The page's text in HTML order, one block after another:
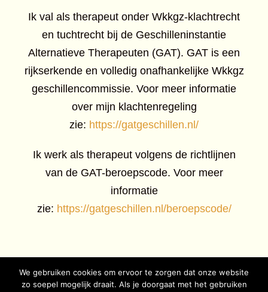
Ik val als therapeut onder Wkkgz-klachtrecht
en tuchtrecht bij de Geschilleninstantie
Alternatieve Therapeuten (GAT). GAT is een
rijkserkende en volledig onafhankelijke Wkkgz
geschillencommissie. Voor meer informatie
over mijn klachtenregeling
zie: https://gatgeschillen.nl/
Ik werk als therapeut volgens de richtlijnen
van de GAT-beroepscode. Voor meer
informatie
zie: https://gatgeschillen.nl/beroepscode/
We gebruiken cookies om ervoor te zorgen dat onze website
zo soepel mogelijk draait. Als je doorgaat met het gebruiken